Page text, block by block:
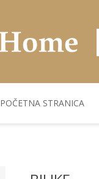
POČETNA STRANICA